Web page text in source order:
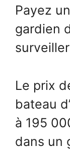
Payez
gardien
Le prix
bateau
à 195
dans un